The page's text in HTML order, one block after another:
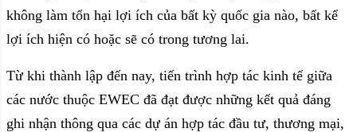
không làm tổn hại lợi ích của bất kỳ quốc gia nào, bất kể
lợi ích hiện có hoặc sẽ có trong tương lai.
Từ khi thành lập đến nay, tiến trình hợp tác kinh tế giữa
các nước thuộc EWEC đã đạt được những kết quả đáng
ghi nhận thông qua các dự án hợp tác đầu tư, thương mại,